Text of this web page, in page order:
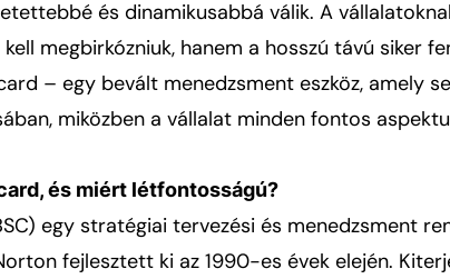
és dinamikusabbá válik. A
megbirkózniuk, hanem a hosszú távú siker
– egy bevált menedzsment eszköz, amely
miközben a vállalat minden fontos
és miért létfontosságú?
egy stratégiai tervezési és menedzsment
fejlesztett ki az 1990-es évek elején.